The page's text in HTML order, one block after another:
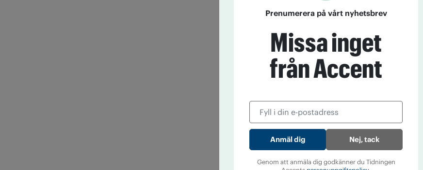
Prenumerera på vårt nyhetsbrev
Missa inget
från Accent
Nej, tack
Genom att anmäla dig godkänner du Tidningen